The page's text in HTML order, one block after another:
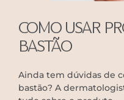
COMO USAR
BASTÃO
Ainda tem dúvidas de
bastão? A